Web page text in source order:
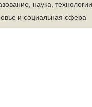
наука, технологии
и социальная сфера